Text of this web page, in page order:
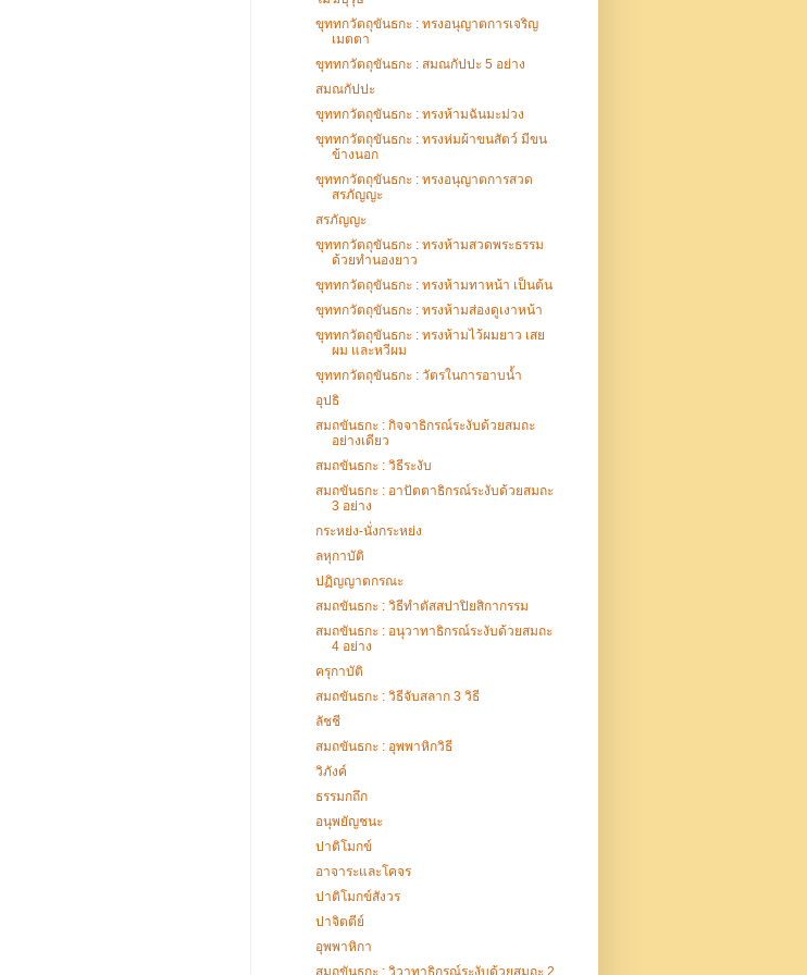
ขุททกวัตถุขันธกะ : ทรงอนุญาตการเจริญ
เมตตา
ขุททกวัตถุขันธกะ : สมณกัปปะ 5 อย่าง
สมณกัปปะ
ขุททกวัตถุขันธกะ : ทรงห้ามฉันมะม่วง
ขุททกวัตถุขันธกะ : ทรงห่มผ้าขนสัตว์ มีขน
ข้างนอก
ขุททกวัตถุขันธกะ : ทรงอนุญาตการสวด
สรภัญญะ
สรภัญญะ
ขุททกวัตถุขันธกะ : ทรงห้ามสวดพระธรรม
ด้วยทำนองยาว
ขุททกวัตถุขันธกะ : ทรงห้ามทาหน้า เป็นต้น
ขุททกวัตถุขันธกะ : ทรงห้ามส่องดูเงาหน้า
ขุททกวัตถุขันธกะ : ทรงห้ามไว้ผมยาว เสย
ผม และหวีผม
ขุททกวัตถุขันธกะ : วัตรในการอาบน้ำ
อุปธิ
สมถขันธกะ : กิจจาธิกรณ์ระงับด้วยสมถะ
อย่างเดียว
สมถขันธกะ : วิธีระงับ
สมถขันธกะ : อาปัตตาธิกรณ์ระงับด้วยสมถะ
3 อย่าง
กระหย่ง-นั่งกระหย่ง
ลหุกาบัติ
ปฏิญญาตกรณะ
สมถขันธกะ : วิธีทำตัสสปาปิยสิกากรรม
สมถขันธกะ : อนุวาทาธิกรณ์ระงับด้วยสมถะ
4 อย่าง
ครุกาบัติ
สมถขันธกะ : วิธีจับสลาก 3 วิธี
ลัชชี
สมถขันธกะ : อุพพาหิกวิธี
วิภังค์
ธรรมกถึก
อนุพยัญชนะ
ปาติโมกข์
อาจาระและโคจร
ปาติโมกข์สังวร
ปาจิตตีย์
อุพพาหิกา
สมถขันธกะ : วิวาทาธิกรณ์ระงับด้วยสมถะ 2